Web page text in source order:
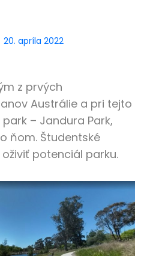
20. apríla 2022
z prvých
Austrálie a pri tejto
– Jandura Park,
ňom. Študentské
potenciál parku.